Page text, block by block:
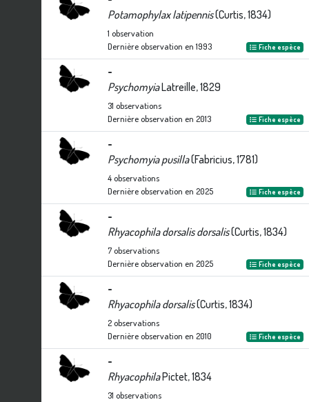
Potamophylax latipennis(Curtis, 1834)
1 observation
Dernière observation en 1993 Fiche espèce
-
PsychomyiaLatreille, 1829
31 observations
Dernière observation en 2013 Fiche espèce
-
Psychomyia pusilla(Fabricius, 1781)
4observations
Dernière observation en 2025 Fiche espèce
-
Rhyacophila dorsalis dorsalis(Curtis, 1834)
7observations
Dernière observation en 2025 Fiche espèce
-
Rhyacophila dorsalis(Curtis, 1834)
2observations
Dernière observation en 2010 Fiche espèce
-
RhyacophilaPictet, 1834
31 observations